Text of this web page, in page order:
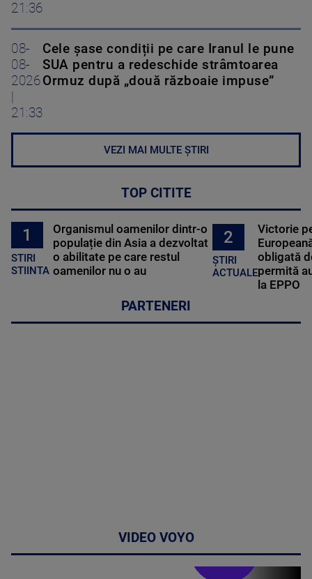
21:36
08-
08-
2026
21:33
Cele șase condiții pe care Iranul le pune
SUA pentru a redeschide strâmtoarea
Ormuz după „două războaie impuse”
VEZI MAI MULTE ȘTIRI
TOP CITITE
1
STIRI
STIINTA
Organismul oamenilor dintr-o
populație din Asia a dezvoltat
o abilitate pe care restul
oamenilor nu o au
2
ȘTIRI
ACTUALE
Victorie
obligată
permită
la EPPO
PARTENERI
VIDEO VOYO